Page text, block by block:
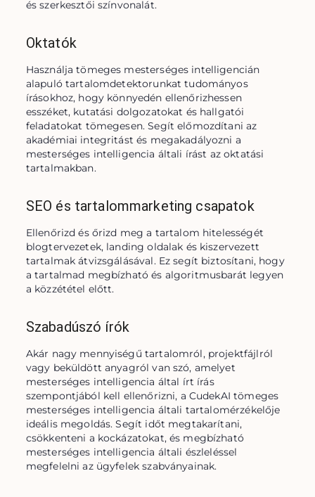
és szerkesztői színvonalát.
Oktatók
Használja tömeges mesterséges intelligencián
alapuló tartalomdetektorunkat tudományos
írásokhoz, hogy könnyedén ellenőrizhessen
esszéket, kutatási dolgozatokat és hallgatói
feladatokat tömegesen. Segít előmozdítani az
akadémiai integritást és megakadályozni a
mesterséges intelligencia általi írást az oktatási
tartalmakban.
SEO és tartalommarketing csapatok
Ellenőrizd és őrizd meg a tartalom hitelességét
blogtervezetek, landing oldalak és kiszervezett
tartalmak átvizsgálásával. Ez segít biztosítani, hogy
a tartalmad megbízható és algoritmusbarát legyen
a közzététel előtt.
Szabadúszó írók
Akár nagy mennyiségű tartalomról, projektfájlról
vagy beküldött anyagról van szó, amelyet
mesterséges intelligencia által írt írás
szempontjából kell ellenőrizni, a CudekAI tömeges
mesterséges intelligencia általi tartalomérzékelője
ideális megoldás. Segít időt megtakarítani,
csökkenteni a kockázatokat, és megbízható
mesterséges intelligencia általi észleléssel
megfelelni az ügyfelek szabványainak.